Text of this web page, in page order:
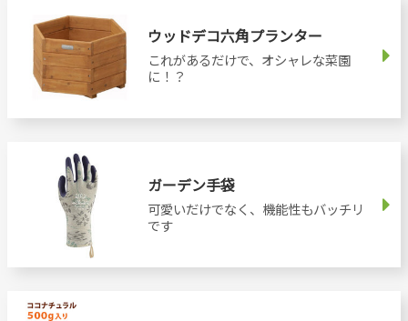
ウッドデコ六角プランター
これがあるだけで、オシャレな菜園
に！？
ガーデン手袋
可愛いだけでなく、機能性もバッチリ
です